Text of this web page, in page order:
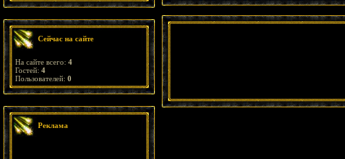
Сейчас на сайте
На сайте всего: 4
Гостей: 4
Пользователей: 0
Реклама